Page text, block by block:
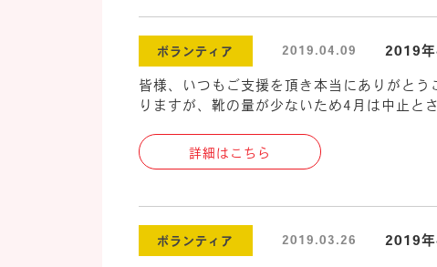
ボランティア 2019.04.09 2019年
皆様、いつもご支援を頂き本当にありがと
りますが、靴の量が少ないため4月は中止と
詳細はこちら
ボランティア 2019.03.26 2019年